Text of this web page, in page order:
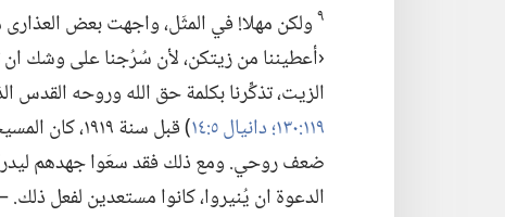
٩ولكن مهلا!‏ في المثَل،‏ واجهت بعض
‹أعطيننا من زيتكن،‏ لأن سُرُجنا على وشك
الزيت،‏ تذكِّرنا بكلمة حق الله وروحه القدس
١١٩:‏١٣٠؛‏
دانيال ٥:‏١٤ ‏)‏ قبل سنة ١٩١٩،‏
كان
ضعف روحي.‏ ومع ذلك فقد سعَوا جهدهم
الدعوة ان يُنيروا،‏ كانوا مستعدين لفعل